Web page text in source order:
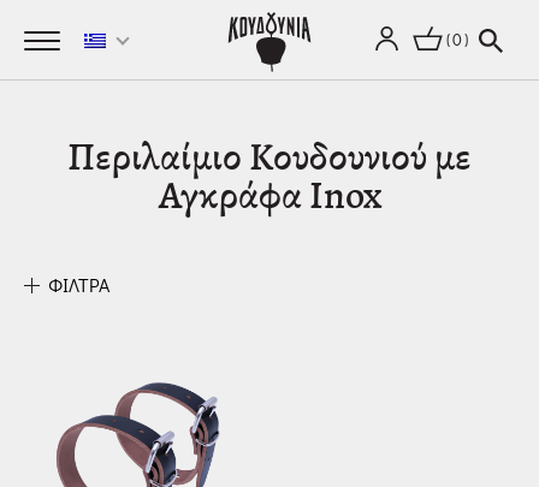
0
Περιλαίμιο Κουδουνιού με
Αγκράφα Inox
ΦΙΛΤΡΑ